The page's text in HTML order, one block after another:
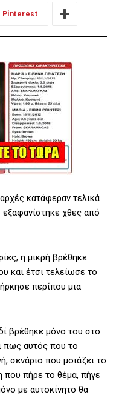
Pinterest
κατάφεραν τελικά
χθες από
η μικρή βρέθηκε
και έτσι τελείωσε το
περίπου μια
βρέθηκε μόνο του στο
πως αυτός που το
σενάριο που μοιάζει το
που πήρε το θέμα, πήγε
με αυτοκίνητο θα